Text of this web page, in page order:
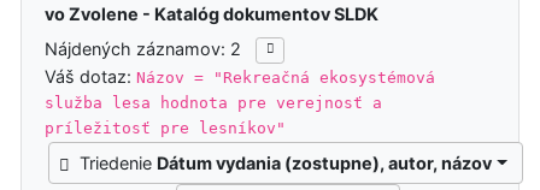
vo Zvolene - Katalóg dokumentov SLDK
Nájdených záznamov: 2
Váš dotaz:Názov = "Rekreačná ekosystémová
služba lesa hodnota pre verejnosť a
príležitosť pre lesníkov"
Triedenie Dátum vydania (zostupne), autor, názov